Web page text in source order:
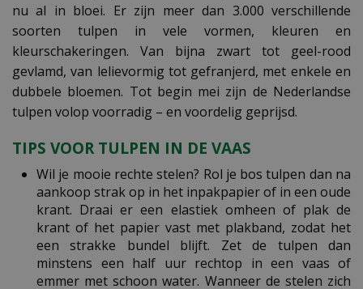
nu al in bloei. Er zijn meer dan 3.000 verschillende
soorten tulpen in vele vormen, kleuren en
kleurschakeringen. Van bijna zwart tot geel-rood
gevlamd, van lelievormig tot gefranjerd, met enkele en
dubbele bloemen. Tot begin mei zijn de Nederlandse
tulpen volop voorradig – en voordelig geprijsd.
TIPS VOOR TULPEN IN DE VAAS
Wil je mooie rechte stelen? Rol je bos tulpen dan na
aankoop strak op in het inpakpapier of in een oude
krant. Draai er een elastiek omheen of plak de
krant of het papier vast met plakband, zodat het
een strakke bundel blijft. Zet de tulpen dan
minstens een half uur rechtop in een vaas of
emmer met schoon water. Wanneer de stelen zich